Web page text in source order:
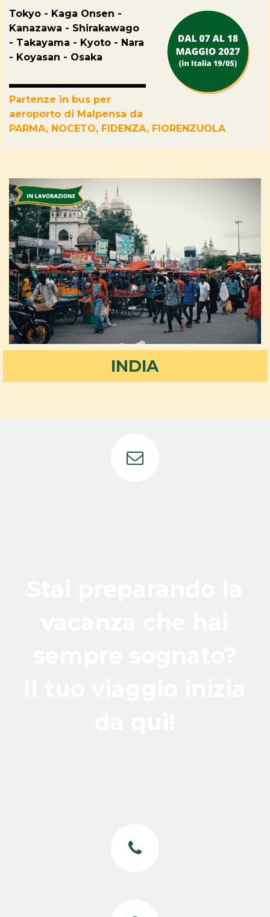
Tokyo - Kaga Onsen -
Kanazawa - Shirakawago
- Takayama - Kyoto - Nara
- Koyasan - Osaka
Partenze in bus per
aeroporto di Malpensa da
PARMA, NOCETO, FIDENZA, FIORENZUOLA
INDIA